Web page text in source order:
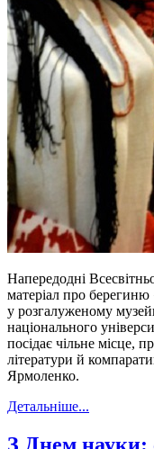
Напередодні
матеріал про
у розгалуженому
національного
посідає чільне місце,
літератури й
Ярмоленко.
Детальніше...